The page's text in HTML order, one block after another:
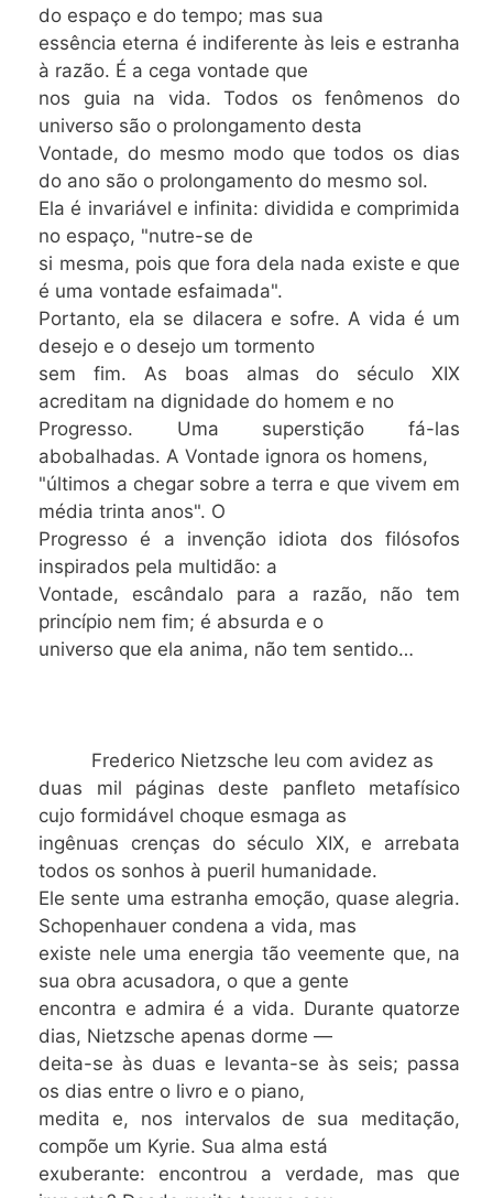
do espaço e do tempo; mas sua
essência eterna é indiferente às leis e estranha
à razão. É a cega vontade que
nos guia na vida. Todos os fenômenos do
universo são o prolongamento desta
Vontade, do mesmo modo que todos os dias
do ano são o prolongamento do mesmo sol.
Ela é invariável e infinita: dividida e comprimida
no espaço, "nutre-se de
si mesma, pois que fora dela nada existe e que
é uma vontade esfaimada".
Portanto, ela se dilacera e sofre. A vida é um
desejo e o desejo um tormento
sem fim. As boas almas do século XIX
acreditam na dignidade do homem e no
Progresso. Uma superstição fá-las
abobalhadas. A Vontade ignora os homens,
"últimos a chegar sobre a terra e que vivem em
média trinta anos". O
Progresso é a invenção idiota dos filósofos
inspirados pela multidão: a
Vontade, escândalo para a razão, não tem
princípio nem fim; é absurda e o
universo que ela anima, não tem sentido…
Frederico Nietzsche leu com avidez as
duas mil páginas deste panfleto metafísico
cujo formidável choque esmaga as
ingênuas crenças do século XIX, e arrebata
todos os sonhos à pueril humanidade.
Ele sente uma estranha emoção, quase alegria.
Schopenhauer condena a vida, mas
existe nele uma energia tão veemente que, na
sua obra acusadora, o que a gente
encontra e admira é a vida. Durante quatorze
dias, Nietzsche apenas dorme —
deita-se às duas e levanta-se às seis; passa
os dias entre o livro e o piano,
medita e, nos intervalos de sua meditação,
compõe um Kyrie. Sua alma está
exuberante: encontrou a verdade, mas que